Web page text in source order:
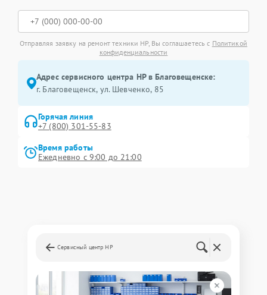
Отправляя заявку на ремонт техники HP, Вы соглашаетесь с Политикой
конфиденциальности
Адрес сервисного центра HP в Благовещенске:
г. Благовещенск, ул. Шевченко, 85
Горячая линия
+7 (800) 301-55-83
Время работы
Ежедневно с 9:00 до 21:00
Сервисный центр HP